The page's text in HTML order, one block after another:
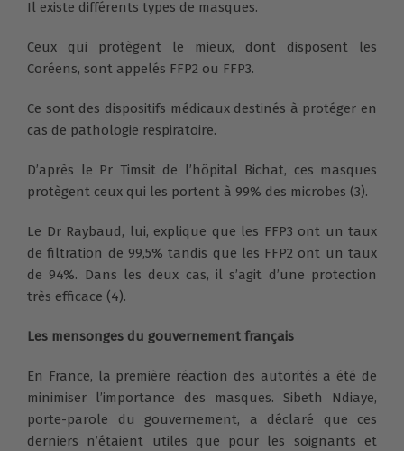
Il existe différents types de masques.
Ceux qui protègent le mieux, dont disposent les
Coréens, sont appelés FFP2 ou FFP3.
Ce sont des dispositifs médicaux destinés à protéger en
cas de pathologie respiratoire.
D’après le Pr Timsit de l’hôpital Bichat, ces masques
protègent ceux qui les portent à 99% des microbes (3).
Le Dr Raybaud, lui, explique que les FFP3 ont un taux
de filtration de 99,5% tandis que les FFP2 ont un taux
de 94%. Dans les deux cas, il s’agit d’une protection
très efficace (4).
Les mensonges du gouvernement français
En France, la première réaction des autorités a été de
minimiser l’importance des masques. Sibeth Ndiaye,
porte-parole du gouvernement, a déclaré que ces
derniers n’étaient utiles que pour les soignants et